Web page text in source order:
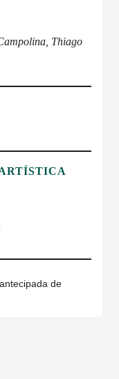
Thiago
de